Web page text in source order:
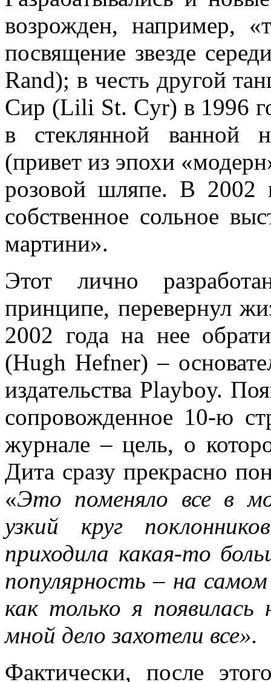
возрожден, например,
посвящение звезде
Rand); в честь другой
Сир (Lili St. Cyr) в 1996
в стеклянной ванной
(привет из эпохи
розовой шляпе. В 2002
собственное сольное
мартини».
Этот лично
принципе, перевернул
2002 года на нее
(Hugh Hefner) –
издательства Playboy.
сопровожденное 10-ю
журнале – цель, о
Дита сразу прекрасно
«Это поменяло все в
узкий круг
приходила какая-то
популярность – на
как только я
мной дело захотели все».
Фактически, после